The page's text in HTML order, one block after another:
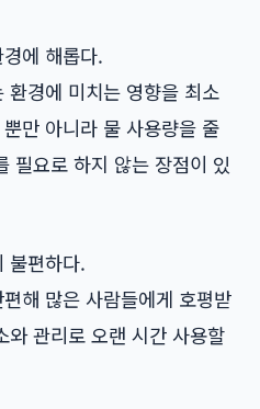
에 해롭다.
환경에 미치는 영향을 최소
만 아니라 물 사용량을 줄
필요로 하지 않는 장점이 있
불편하다.
해 많은 사람들에게 호평받
와 관리로 오랜 시간 사용할